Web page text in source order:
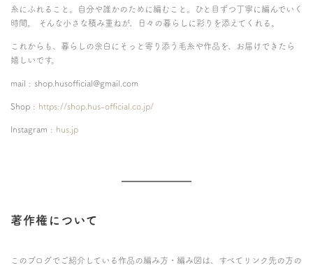
糸にふれること。自分や誰かのために編むこと。ひと目ずつ丁寧に編んでいく
時間。 そんな小さな積み重ねが、日々の暮らしに彩りを添えてくれる。
これからも、暮らしの余白にそっと寄り添う毛糸や作品を、お届けできたら
嬉しいです。
mail : shop.husofficial@gmail.com
Shop : https://shop.hus-official.co.jp/
Instagram : hus.jp
著作権について
このブログでご紹介している作品の編み方・編み図は、すべてリンク先の方の